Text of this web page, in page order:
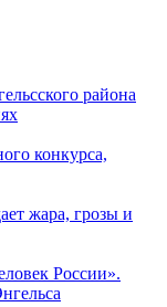
района
конкурса,
жара, грозы и
России».